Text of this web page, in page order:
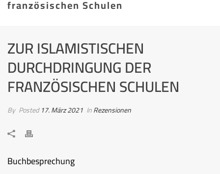
französischen Schulen
ZUR ISLAMISTISCHEN
DURCHDRINGUNG DER
FRANZÖSISCHEN SCHULEN
By Posted17. März 2021 InRezensionen
Buchbesprechung